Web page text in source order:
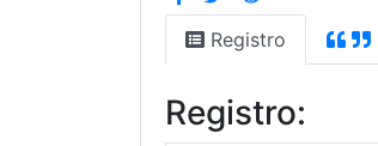
Registro
Registro: